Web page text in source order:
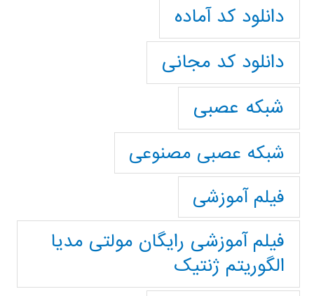
دانلود کد آماده
دانلود کد مجانی
شبکه عصبی
شبکه عصبی مصنوعی
فیلم آموزشی
فیلم آموزشی رایگان مولتی مدیا
الگوریتم ژنتیک